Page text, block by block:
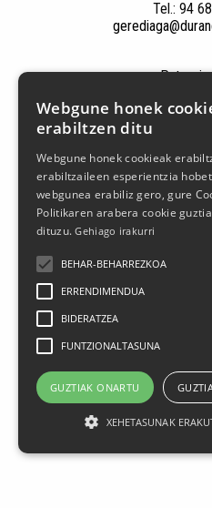
Tel.: 94
Webgune honek
erabiltzen ditu
Webgune honek cookieak
erabiltzaileen esperientzia
webgunea erabiliz gero, gure
Politikaren arabera cookie
dituzu.Gehiago irakurri
BEHAR-BEHARREZKOA
ERRENDIMENDUA
BIDERATZEA
FUNTZIONALTASUNA
GUZTIAK ONARTU
XEHETASUNAK